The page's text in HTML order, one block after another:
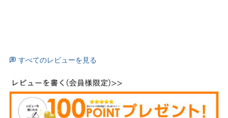
すべてのレビューを見る